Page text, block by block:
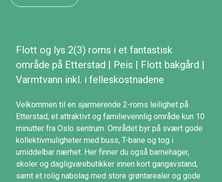
Flott og lys 2(3) roms i et fantastisk
område på Etterstad | Peis | Flott bakgård |
Varmtvann inkl. i felleskostnadene
Velkommen til en sjarmerende 2-roms leilighet på
Etterstad, et attraktivt og familievennlig område kun 10
minutter fra Oslo sentrum. Området byr på svært gode
kollektivmuligheter med buss, T-bane og tog i
umiddelbar nærhet. Her finner du også barnehager,
skoler og dagligvarebutikker innen kort gangavstand,
samt et rolig nabolag med store grøntarealer og gode